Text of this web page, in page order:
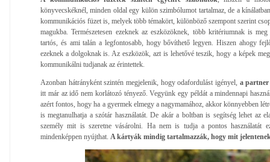
könyvecskéknél, minden oldal egy külön szimbólumot tartalmaz, de a
kommunikációs füzet is, melyek több témakört, különböző szempont szerint
magukba. Természetesen ezeknek az eszközöknek, több kritériumnak is
tartós, és ami talán a legfontosabb, hogy bővíthető legyen. Hiszen ahogy
ezeknek a dolgoknak is. Az eszközök, azt is lehetővé teszik, hogy a képek
kommunikálni tudjanak az érintettek.
Azonban hátrányként szintén megjelenik, hogy odafordulást igényel, a partner
itt már az idő nem korlátozó tényező. Vegyünk egy példát a mindennapi
azért fontos, hogy ha a gyermek elmegy a nagymamához, akkor könnyebben
is megtanulhatja a szótár használatát. De akár a boltban is segítség lehet az
személy mit is szeretne vásárolni. Ha nem is tudja a pontos használatát
mindenképpen nyújthat. A kártyák mindig tartalmazzák, hogy mit